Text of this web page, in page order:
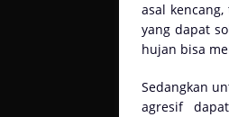
asal
yang dapat
hujan bisa
Sedangkan
agresif